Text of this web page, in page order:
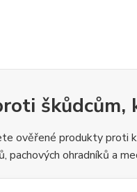
škůdcům,
ověřené produkty proti
pachových ohradníků a